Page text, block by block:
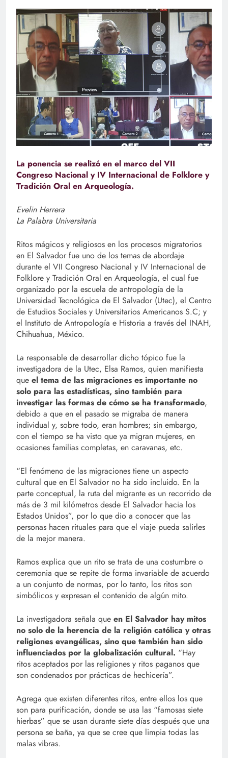
La ponencia se realizó en el marco del VII
Congreso Nacional y IV Internacional de Folklore y
Tradición Oral en Arqueología.
Evelin Herrera
La Palabra Universitaria
Ritos mágicos y religiosos en los procesos migratorios
en El Salvador fue uno de los temas de abordaje
durante el VII Congreso Nacional y IV Internacional de
Folklore y Tradición Oral en Arqueología, el cual fue
organizado por la escuela de antropología de la
Universidad Tecnológica de El Salvador (Utec), el Centro
de Estudios Sociales y Universitarios Americanos S.C; y
el Instituto de Antropología e Historia a través del INAH,
Chihuahua, México.
La responsable de desarrollar dicho tópico fue la
investigadora de la Utec, Elsa Ramos, quien manifiesta
que el tema de las migraciones es importante no
solo para las estadísticas, sino también para
investigar las formas de cómo se ha transformado,
debido a que en el pasado se migraba de manera
individual y, sobre todo, eran hombres; sin embargo,
con el tiempo se ha visto que ya migran mujeres, en
ocasiones familias completas, en caravanas, etc.
“El fenómeno de las migraciones tiene un aspecto
cultural que en El Salvador no ha sido incluido. En la
parte conceptual, la ruta del migrante es un recorrido de
más de 3 mil kilómetros desde El Salvador hacia los
Estados Unidos”, por lo que dio a conocer que las
personas hacen rituales para que el viaje pueda salirles
de la mejor manera.
Ramos explica que un rito se trata de una costumbre o
ceremonia que se repite de forma invariable de acuerdo
a un conjunto de normas, por lo tanto, los ritos son
simbólicos y expresan el contenido de algún mito.
La investigadora señala que en El Salvador hay mitos
no solo de la herencia de la religión católica y otras
religiones evangélicas, sino que también han sido
influenciados por la globalización cultural. “Hay
ritos aceptados por las religiones y ritos paganos que
son condenados por prácticas de hechicería”.
Agrega que existen diferentes ritos, entre ellos los que
son para purificación, donde se usa las “famosas siete
hierbas” que se usan durante siete días después que una
persona se baña, ya que se cree que limpia todas las
malas vibras.